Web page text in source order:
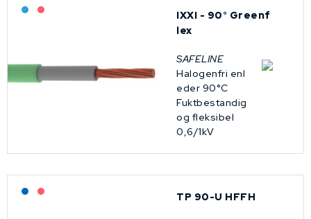
Bestilling: 2-3 uker
IXXI - 90° Greenf
lex
SAFELINE
Halogenfri enl
eder 90°C
Fuktbestandig
og fleksibel
0,6/1kV
Lagerført: NEK Kabel
TP 90-U HFFH